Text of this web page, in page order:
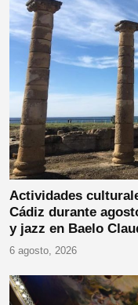
Actividades
Cádiz durante
y jazz en Baelo
6 agosto, 2026